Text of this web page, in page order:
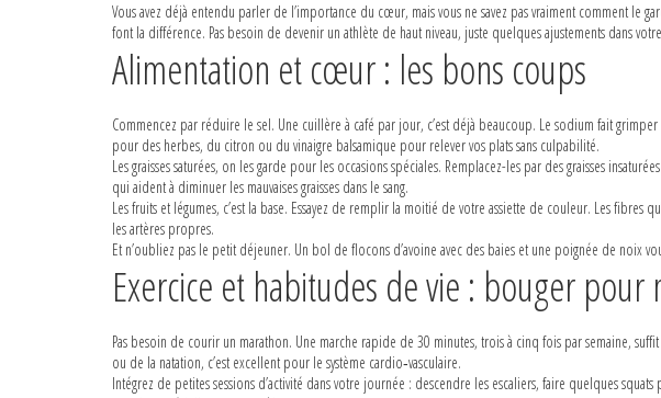
Vous avez déjà entendu parler de l’importance du cœur, mais vous ne savez pas vraiment comment le
font la différence. Pas besoin de devenir un athlète de haut niveau, juste quelques ajustements dans
Alimentation et cœur : les bons coups
Commencez par réduire le sel. Une cuillère à café par jour, c’est déjà beaucoup. Le sodium fait
pour des herbes, du citron ou du vinaigre balsamique pour relever vos plats sans culpabilité.
Les graisses saturées, on les garde pour les occasions spéciales. Remplacez-les par des graisses
qui aident à diminuer les mauvaises graisses dans le sang.
Les fruits et légumes, c’est la base. Essayez de remplir la moitié de votre assiette de couleur. Les
les artères propres.
Et n’oubliez pas le petit déjeuner. Un bol de flocons d’avoine avec des baies et une poignée de noix
Exercice et habitudes de vie : bouger pour
Pas besoin de courir un marathon. Une marche rapide de 30 minutes, trois à cinq fois par semaine,
ou de la natation, c’est excellent pour le système cardio‑vasculaire.
Intégrez de petites sessions d’activité dans votre journée : descendre les escaliers, faire quelques